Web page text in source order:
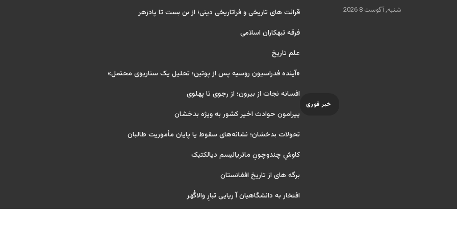
شنبه, آگوست 8 2026
خبر فوری
قرائت های تاریخی و فراتاریخی دینی؛ از بن بست تا پادزهر
فرقه تبهکاران اسلامی
علم تاریخ
«آینده فدراسیون روسیه پس از پوتین؛ تحلیل یک سناریوی محتمل»
افسانه نجات از بیرون؛ از رجوی تا پهلوی
پیرامون حوادث اخیر کشور به ویژه بدخشان
تحولات بدخشان؛ نشانه‌های سقوط یا پایان مأموریت طالبان
کاوشِ چندو‌چونِ ماتریالیسم دیالکتیک
برگه های از تاریخ افغانستان
افتخار به دانشگاهیان آ ریایی تبارِ والاگُهر